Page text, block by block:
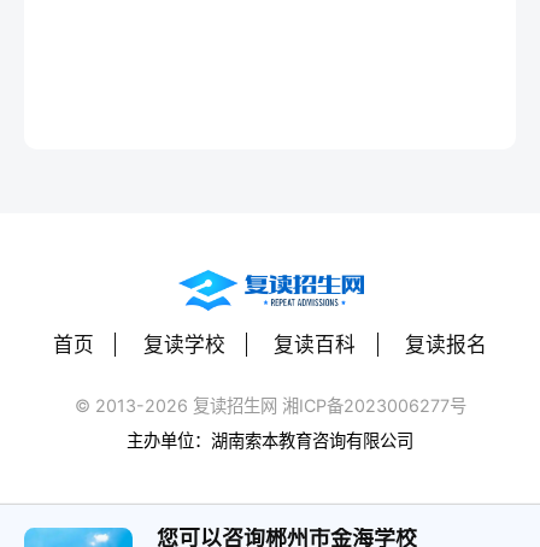
首页 复读学校 复读百科 复读报名
© 2013-2026 复读招生网 湘ICP备2023006277号
主办单位：湖南索本教育咨询有限公司
您可以咨询郴州市金海学校